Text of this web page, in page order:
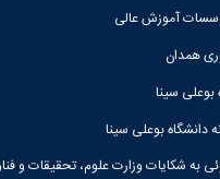
آموزش عالی
همدان
بوعلی سینا
دانشگاه بوعلی سینا
به شکایات وزارت علوم، تحقیقات و